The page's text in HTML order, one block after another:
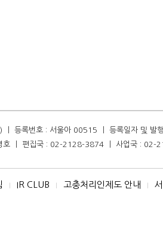
ㅣ 등록번호 : 서울아 00515 ㅣ 등록일자 및
호 ㅣ 편집국 : 02-2128-3874 ㅣ 사업국 : 02-
I IR CLUB I 고충처리인제도 안내 I